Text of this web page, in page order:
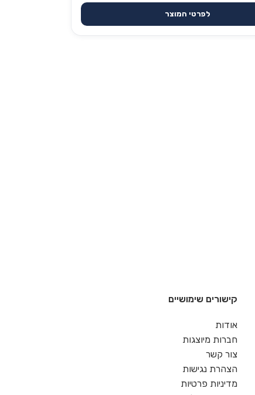
לפרטי המוצר
קישורים שימושיים
אודות
חברות מיוצגות
צור קשר
הצהרת נגישות
מדיניות פרטיות